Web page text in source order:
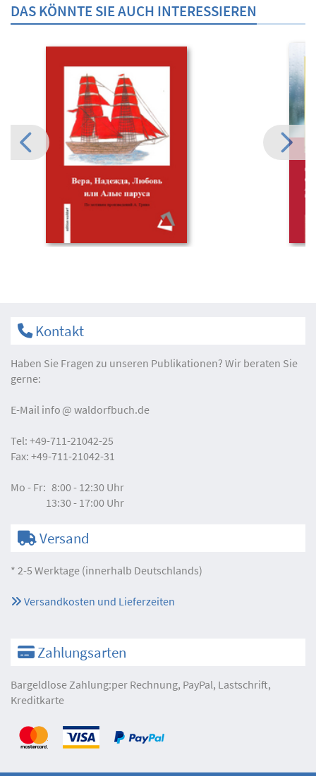
DAS KÖNNTE SIE AUCH INTERESSIEREN
Kontakt
Haben Sie Fragen zu unseren Publikationen? Wir beraten Sie
gerne:
E-Mail info waldorfbuch.de
Tel: +49-711-21042-25
Fax: +49-711-21042-31
Mo - Fr: 8:00 - 12:30 Uhr
13:30 - 17:00 Uhr
Versand
* 2-5 Werktage (innerhalb Deutschlands)
Versandkosten und Lieferzeiten
Zahlungsarten
Bargeldlose Zahlung:per Rechnung, PayPal, Lastschrift,
Kreditkarte